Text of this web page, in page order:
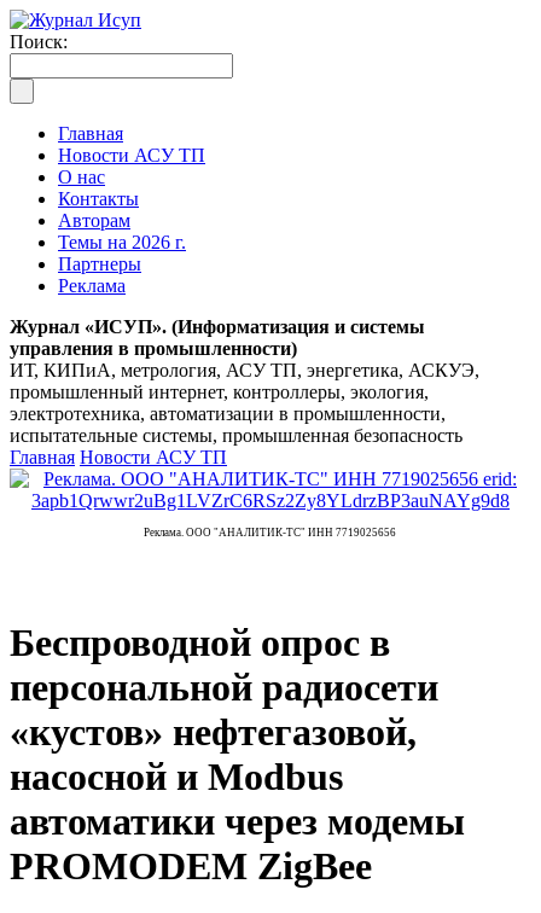
Поиск:
Главная
Новости АСУ ТП
О нас
Контакты
Авторам
Темы на 2026 г.
Партнеры
Реклама
Журнал «ИСУП». (Информатизация и системы
управления в промышленности)
ИТ, КИПиА, метрология, АСУ ТП, энергетика, АСКУЭ,
промышленный интернет, контроллеры, экология,
электротехника, автоматизации в промышленности,
испытательные системы, промышленная безопасность
Главная Новости АСУ ТП
Реклама. ООО "АНАЛИТИК-ТС" ИНН 7719025656
Беспроводной опрос в
персональной радиосети
«кустов» нефтегазовой,
насосной и Modbus
автоматики через модемы
PROMODEM ZigBee